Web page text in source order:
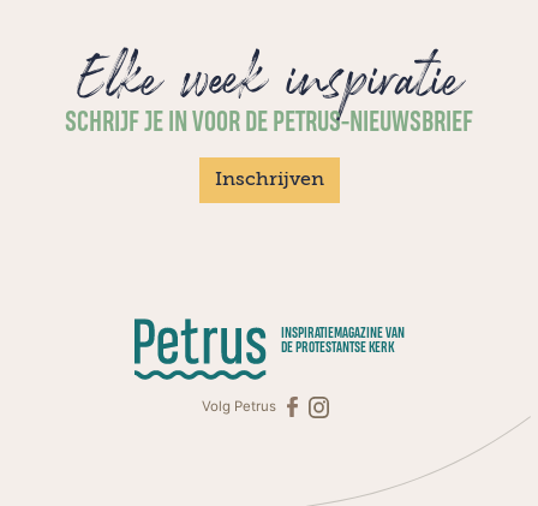
Elke week inspiratie
SCHRIJF JE IN VOOR DE PETRUS-NIEUWSBRIEF
Inschrijven
INSPIRATIEMAGAZINE VAN
DE PROTESTANTSE KERK
Volg Petrus